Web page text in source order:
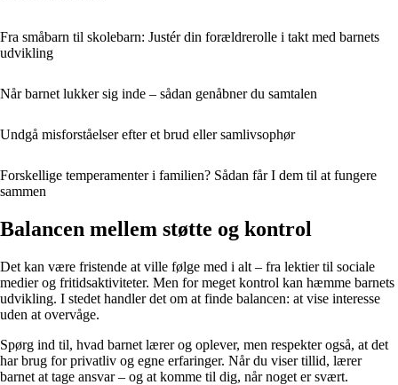
Fra småbarn til skolebarn: Justér din forældrerolle i takt med barnets
udvikling
Når barnet lukker sig inde – sådan genåbner du samtalen
Undgå misforståelser efter et brud eller samlivsophør
Forskellige temperamenter i familien? Sådan får I dem til at fungere
sammen
Balancen mellem støtte og kontrol
Det kan være fristende at ville følge med i alt – fra lektier til sociale
medier og fritidsaktiviteter. Men for meget kontrol kan hæmme barnets
udvikling. I stedet handler det om at finde balancen: at vise interesse
uden at overvåge.
Spørg ind til, hvad barnet lærer og oplever, men respekter også, at det
har brug for privatliv og egne erfaringer. Når du viser tillid, lærer
barnet at tage ansvar – og at komme til dig, når noget er svært.